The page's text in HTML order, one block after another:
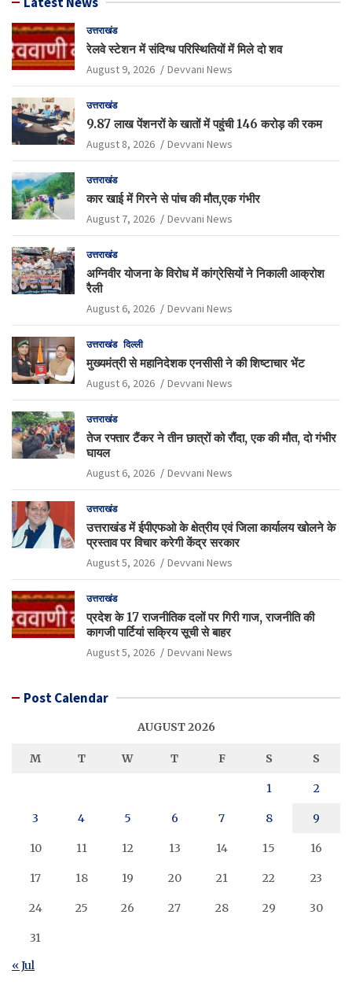
उत्तराखंड
रेलवे स्टेशन में संदिग्ध परिस्थितियों में मिले दो शव
August 9, 2026 Devvani News
उत्तराखंड
9.87 लाख पेंशनरों के खातों में पहुंची 146 करोड़ की रकम
August 8, 2026 Devvani News
उत्तराखंड
कार खाई में गिरने से पांच की मौत,एक गंभीर
August 7, 2026 Devvani News
उत्तराखंड
अग्निवीर योजना के विरोध में कांग्रेसियों ने निकाली आक्रोश
रैली
August 6, 2026 Devvani News
उत्तराखंड दिल्ली
मुख्यमंत्री से महानिदेशक एनसीसी ने की शिष्टाचार भेंट
August 6, 2026 Devvani News
उत्तराखंड
तेज रफ्तार टैंकर ने तीन छात्रों को रौंदा, एक की मौत, दो गंभीर
घायल
August 6, 2026 Devvani News
उत्तराखंड
उत्तराखंड में ईपीएफओ के क्षेत्रीय एवं जिला कार्यालय खोलने के
प्रस्ताव पर विचार करेगी केंद्र सरकार
August 5, 2026 Devvani News
उत्तराखंड
प्रदेश के 17 राजनीतिक दलों पर गिरी गाज, राजनीति की
कागजी पार्टियां सक्रिय सूची से बाहर
August 5, 2026 Devvani News
Post Calendar
AUGUST 2026
M T W T F S S
1 2
3 4 5 6 7 8 9
10 11 12 13 14 15 16
17 18 19 20 21 22 23
24 25 26 27 28 29 30
31
« Jul